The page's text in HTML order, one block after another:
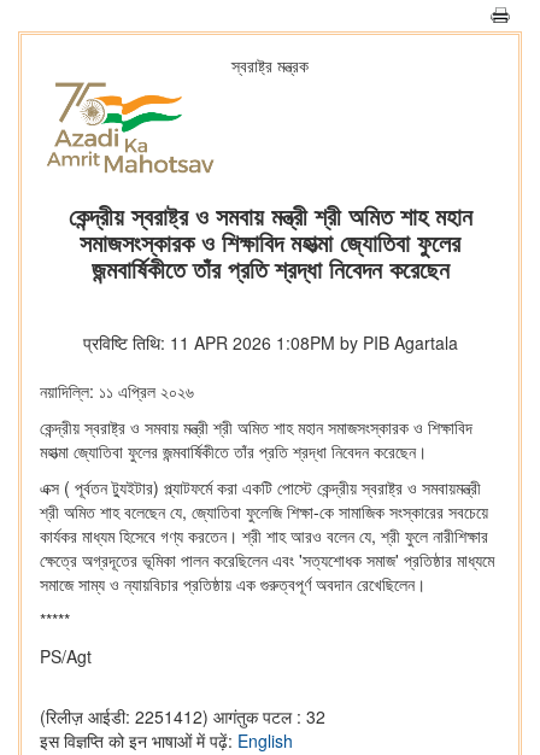
স্বরাষ্ট্র মন্ত্রক
কেন্দ্রীয় স্বরাষ্ট্র ও সমবায় মন্ত্রী শ্রী অমিত শাহ মহান
সমাজসংস্কারক ও শিক্ষাবিদ মহাত্মা জ্যোতিবা ফুলের
জন্মবার্ষিকীতে তাঁর প্রতি শ্রদ্ধা নিবেদন করেছেন
प्रविष्टि तिथि: 11 APR 2026 1:08PM by PIB Agartala
নয়াদিল্লি: ১১ এপ্রিল ২০২৬
কেন্দ্রীয় স্বরাষ্ট্র ও সমবায় মন্ত্রী শ্রী অমিত শাহ মহান সমাজসংস্কারক ও শিক্ষাবিদ
মহাত্মা জ্যোতিবা ফুলের জন্মবার্ষিকীতে তাঁর প্রতি শ্রদ্ধা নিবেদন করেছেন।
এক্স ( পূর্বতন ট্যুইটার) প্ল্যাটফর্মে করা একটি পোস্টে কেন্দ্রীয় স্বরাষ্ট্র ও সমবায়মন্ত্রী
শ্রী অমিত শাহ বলেছেন যে, জ্যোতিবা ফুলেজি শিক্ষা-কে সামাজিক সংস্কারের সবচেয়ে
কার্যকর মাধ্যম হিসেবে গণ্য করতেন। শ্রী শাহ আরও বলেন যে, শ্রী ফুলে নারীশিক্ষার
ক্ষেত্রে অগ্রদূতের ভূমিকা পালন করেছিলেন এবং 'সত্যশোধক সমাজ' প্রতিষ্ঠার মাধ্যমে
সমাজে সাম্য ও ন্যায়বিচার প্রতিষ্ঠায় এক গুরুত্বপূর্ণ অবদান রেখেছিলেন।
*****
PS/Agt
(रिलीज़ आईडी: 2251412) आगंतुक पटल : 32
इस विज्ञप्ति को इन भाषाओं में पढ़ें: English